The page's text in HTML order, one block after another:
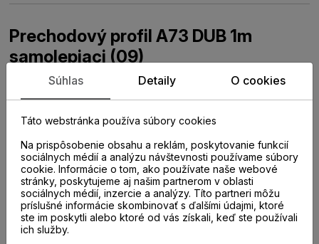
Prechodový profil A73 DUB 1m
samolepiaci (09)
Prechodový samolepiaci profil A73 má šírku 12 cm a dĺžku
1 bm.
Súhlas Detaily O cookies
Táto webstránka používa súbory cookies
Na prispôsobenie obsahu a reklám, poskytovanie funkcií
sociálnych médií a analýzu návštevnosti používame súbory
cookie. Informácie o tom, ako používate naše webové
stránky, poskytujeme aj našim partnerom v oblasti
sociálnych médií, inzercie a analýzy. Títo partneri môžu
príslušné informácie skombinovať s ďalšími údajmi, ktoré
ste im poskytli alebo ktoré od vás získali, keď ste používali
ich služby.